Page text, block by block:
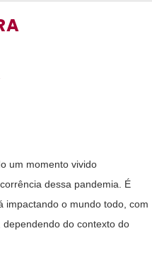
um momento vivido
dessa pandemia. É
impactando o mundo todo, com
do contexto do